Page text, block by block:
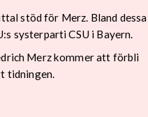
stöd för Merz. Bland dessa
systerparti CSU i Bayern.
Merz kommer att förbli
tidningen.